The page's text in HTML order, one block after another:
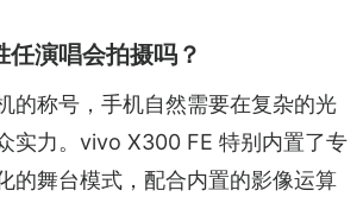
演唱会拍摄吗？
的称号，手机自然需要在复杂的光
实力。vivo X300 FE 特别内置了专
的舞台模式，配合内置的影像运算